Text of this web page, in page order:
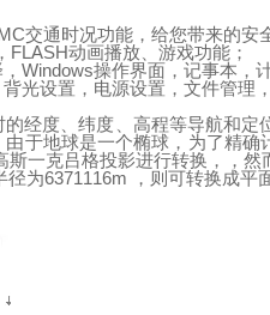
交通时况功能，给您带来的安
FLASH动画播放、游戏功能；
Windows操作界面，记事本，
光设置，电源设置，文件管理
经度、纬度、高程等导航和定
由于地球是一个椭球，为了精确
一克吕格投影进行转换，，
径为6371116m ，则可转换成平